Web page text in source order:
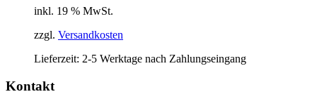
inkl. 19 % MwSt.
zzgl. Versandkosten
Lieferzeit: 2-5 Werktage nach Zahlungseingang
Kontakt